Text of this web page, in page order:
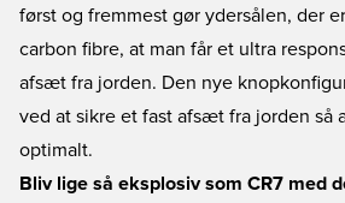
først og fremmest gør ydersålen, der
carbon fibre, at man får et ultra
afsæt fra jorden. Den nye
ved at sikre et fast afsæt fra jorden så
optimalt.
Bliv lige så eksplosiv som CR7 med